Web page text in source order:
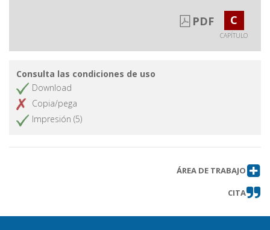
PDF C
CAPÍTULO
Consulta las condiciones de uso
Download
Copia/pega
Impresión (5)
ÁREA DE TRABAJO
CITA